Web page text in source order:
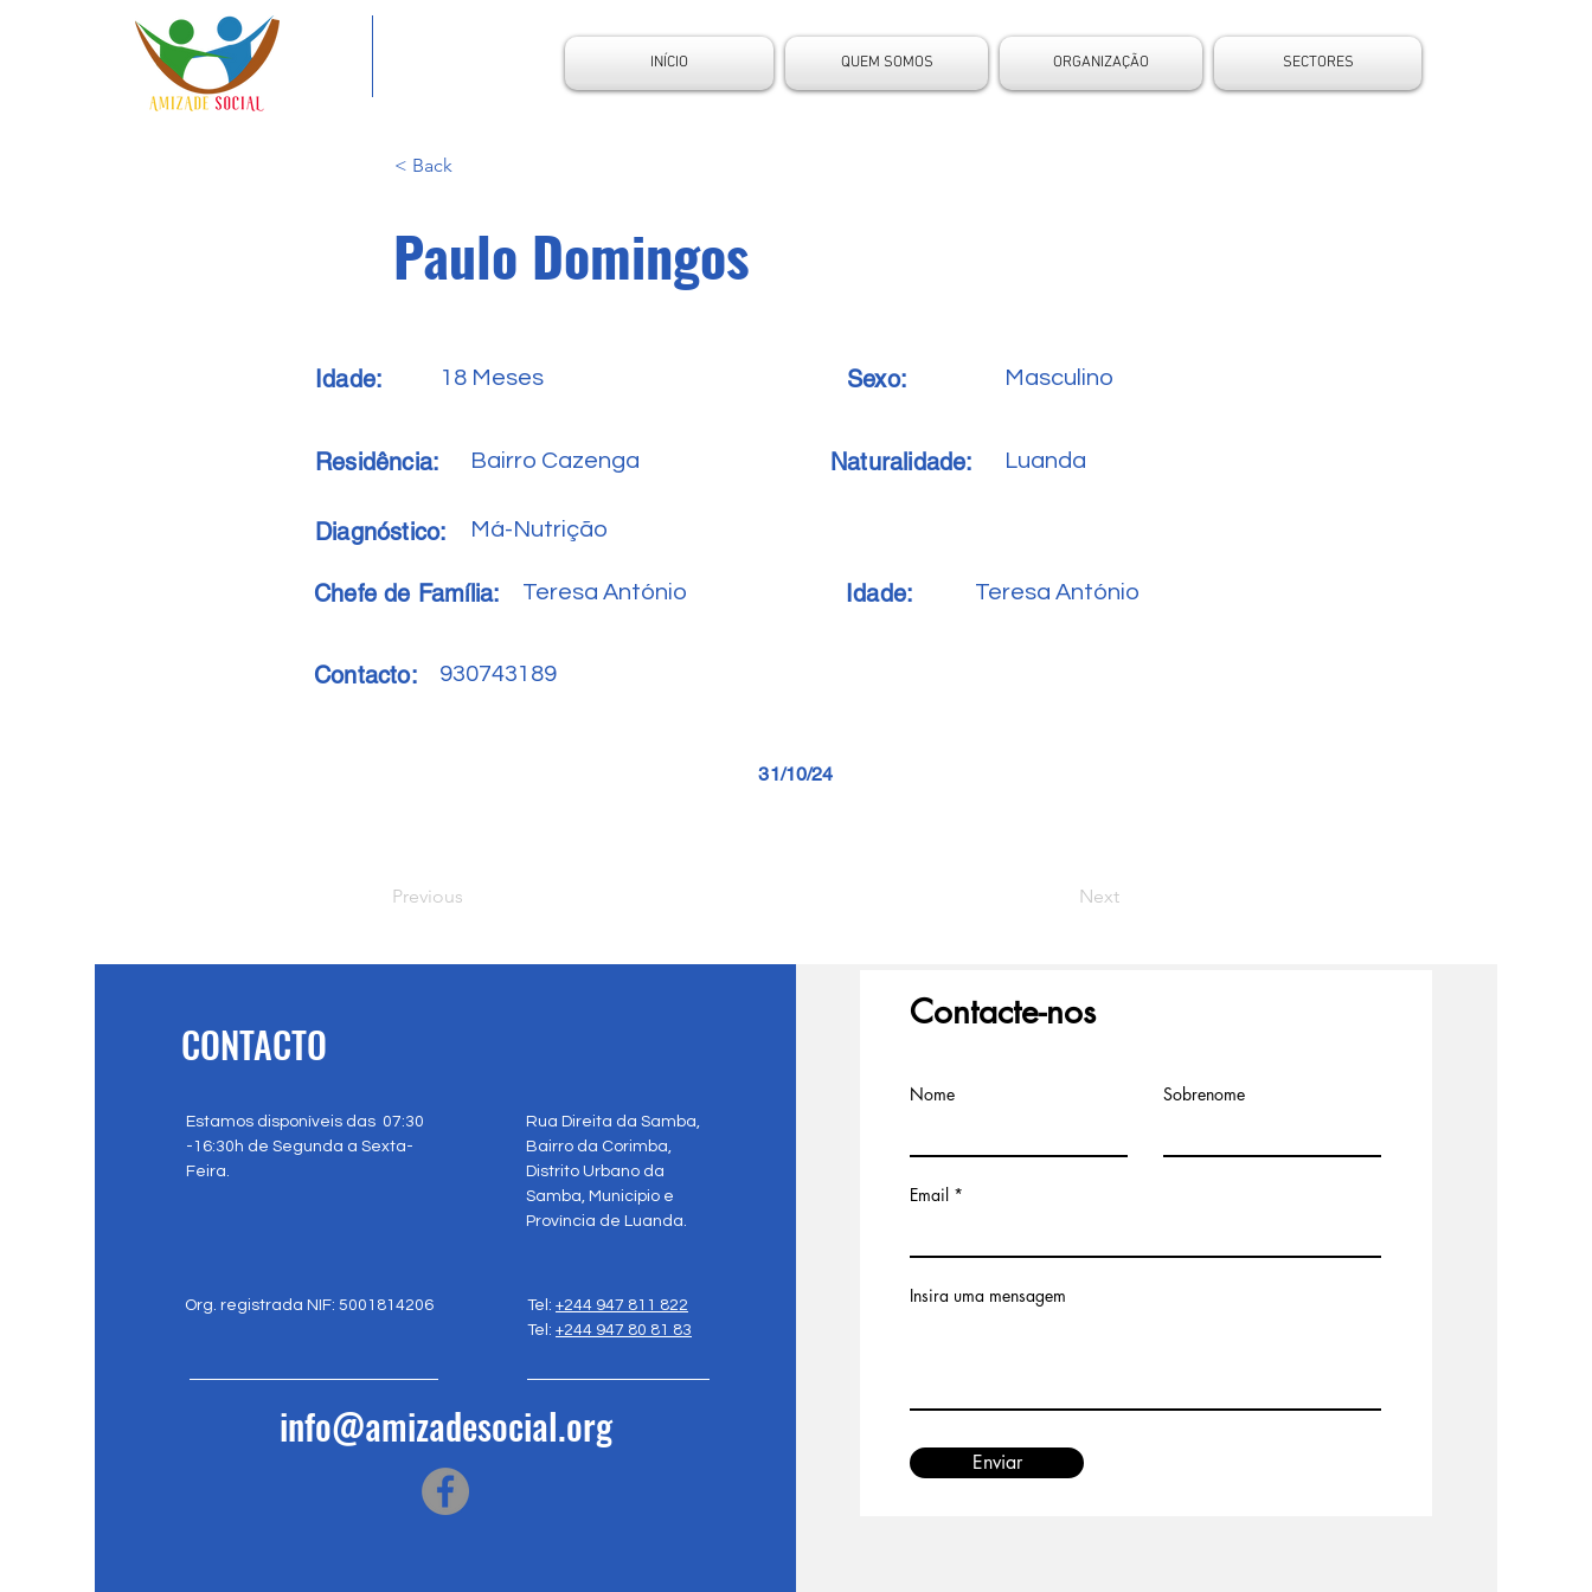
INÍCIO QUEM SOMOS ORGANIZAÇÃO SECTORES
< Back
Paulo Domingos
Idade: 18 Meses Sexo: Masculino
Residência: Bairro Cazenga Naturalidade: Luanda
Diagnóstico: Má-Nutrição
Chefe de Família: Teresa António Idade: Teresa António
Contacto: 930743189
31/10/24
Previous Next
CONTACTO
Estamos disponíveis das 07:30
-16:30h de Segunda a Sexta-
Feira.
Rua Direita da Samba,
Bairro da Corimba,
Distrito Urbano da
Samba, Município e
Província de Luanda.
Org. registrada NIF: 5001814206 Tel: +244 947 811 822
Tel: +244 947 80 81 83
info@amizadesocial.org
Contacte-nos
Nome Sobrenome
Email
Insira uma mensagem
Enviar